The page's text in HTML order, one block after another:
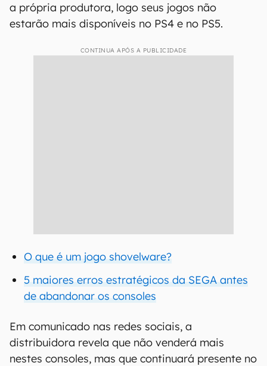
a própria produtora, logo seus jogos não
estarão mais disponíveis no PS4 e no PS5.
CONTINUA APÓS A PUBLICIDADE
O que é um jogo shovelware?
5 maiores erros estratégicos da SEGA antes
de abandonar os consoles
Em comunicado nas redes sociais, a
distribuidora revela que não venderá mais
nestes consoles, mas que continuará presente no